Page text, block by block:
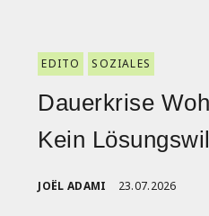
EDITO SOZIALES
Dauerkrise
Kein
JOËL ADAMI 23.07.2026